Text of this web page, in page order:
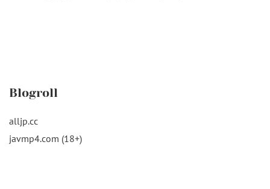
Blogroll
alljp.cc
javmp4.com (18+)